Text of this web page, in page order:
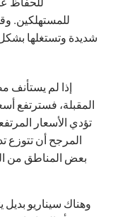
للمستهلكين.
شديدة وتستغلها
إذا لم يستأنف
المقبلة، فسترتفع
تؤدي الأسعار
المرجح أن تتوزع
بعض المناطق من
وهناك سيناريو بديل